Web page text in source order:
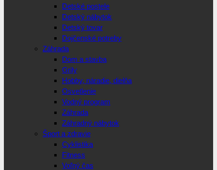
Detské postele
Detský nábytok
Detský tovar
Dojčenské potreby
Záhrada
Dom a stavba
Grily
Hobby, náradie, dielňa
Osvetlenie
Vodný program
Záhrada
Záhradný nábytok
Šport a zdravie
Cyklistika
Fitness
Voľný čas